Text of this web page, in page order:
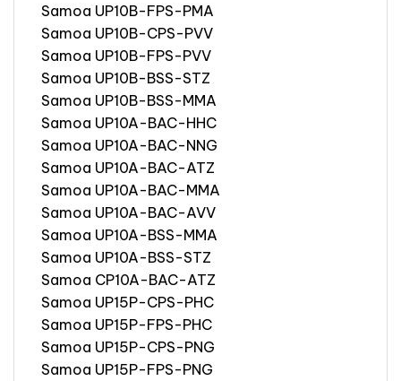
Samoa UP10B-FPS-PMA
Samoa UP10B-CPS-PVV
Samoa UP10B-FPS-PVV
Samoa UP10B-BSS-STZ
Samoa UP10B-BSS-MMA
Samoa UP10A-BAC-HHC
Samoa UP10A-BAC-NNG
Samoa UP10A-BAC-ATZ
Samoa UP10A-BAC-MMA
Samoa UP10A-BAC-AVV
Samoa UP10A-BSS-MMA
Samoa UP10A-BSS-STZ
Samoa CP10A-BAC-ATZ
Samoa UP15P-CPS-PHC
Samoa UP15P-FPS-PHC
Samoa UP15P-CPS-PNG
Samoa UP15P-FPS-PNG